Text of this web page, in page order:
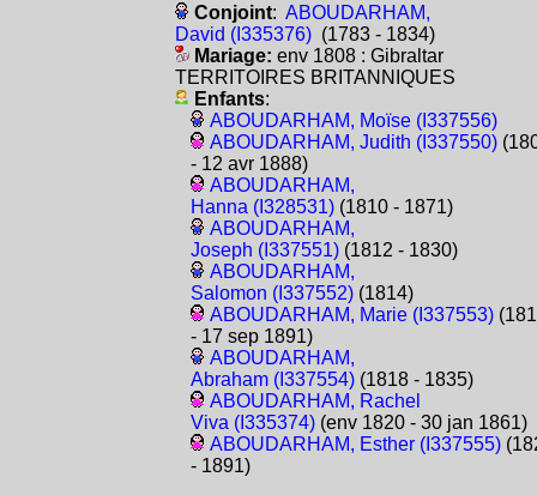
Conjoint: ABOUDARHAM,
David (I335376)(1783 - 1834)
Mariage: env 1808 : Gibraltar
TERRITOIRES BRITANNIQUES
Enfants:
ABOUDARHAM, Moïse (I337556)
ABOUDARHAM, Judith (I337550)
- 12 avr 1888)
ABOUDARHAM,
Hanna (I328531)(1810 - 1871)
ABOUDARHAM,
Joseph (I337551)(1812 - 1830)
ABOUDARHAM,
Salomon (I337552)(1814)
ABOUDARHAM, Marie (I337553)
- 17 sep 1891)
ABOUDARHAM,
Abraham (I337554)(1818 - 1835)
ABOUDARHAM, Rachel
Viva (I335374)(env 1820 - 30 jan 1861)
ABOUDARHAM, Esther (I337555)
- 1891)